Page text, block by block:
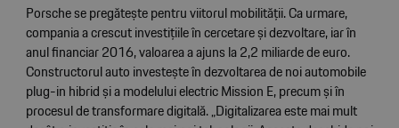
Porsche se pregătește pentru viitorul mobilității. Ca urmare,
compania a crescut investițiile în cercetare și dezvoltare, iar în
anul financiar 2016, valoarea a ajuns la 2,2 miliarde de euro.
Constructorul auto investește în dezvoltarea de noi automobile
plug-in hibrid și a modelului electric Mission E, precum și în
procesul de transformare digitală. „Digitalizarea este mai mult